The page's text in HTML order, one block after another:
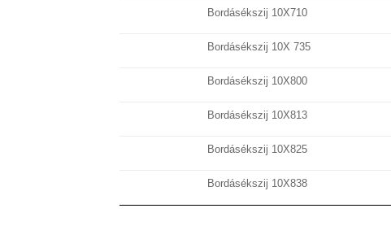
Bordásékszij 10X710
Bordásékszij 10X 735
Bordásékszij 10X800
Bordásékszij 10X813
Bordásékszij 10X825
Bordásékszij 10X838